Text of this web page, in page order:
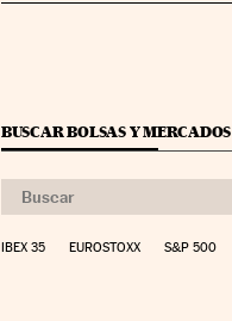
BUSCAR BOLSAS Y MERCADOS
IBEX 35 EUROSTOXX S&P 500